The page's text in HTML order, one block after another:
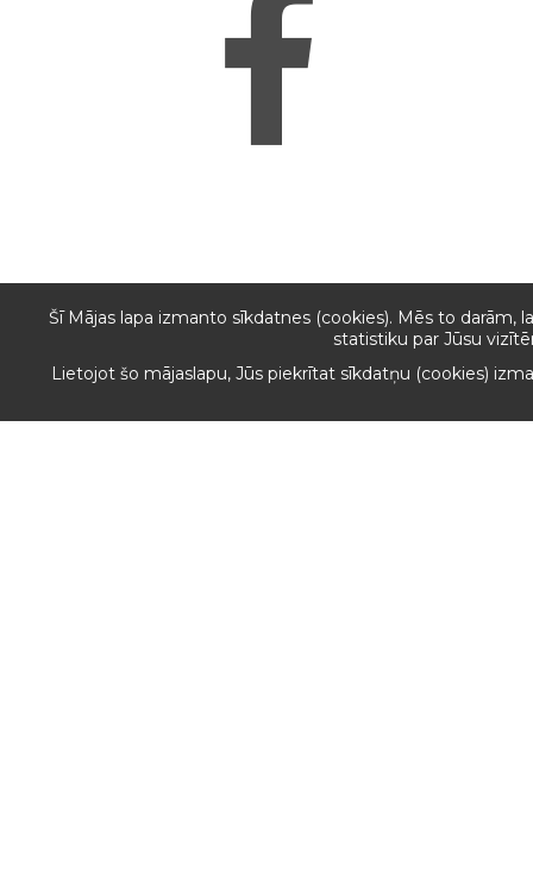
Šī Mājas lapa izmanto sīkdatnes (cookies). Mēs to darām,
statistiku par Jūsu
Lietojot šo mājaslapu, Jūs piekrītat sīkdatņu (cookies)